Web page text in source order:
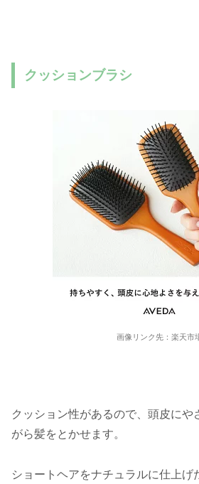
クッションブラシ
画像リンク先：楽天市
クッション性があるので、頭皮にや
がら髪をとかせます。
ショートヘアをナチュラルに仕上げ